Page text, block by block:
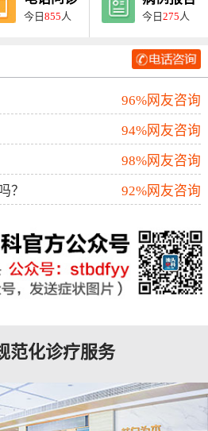
今日855 人 今日275 人
96%网友咨询
94%网友咨询
98%网友咨询
？
92%网友咨询
范化诊疗服务